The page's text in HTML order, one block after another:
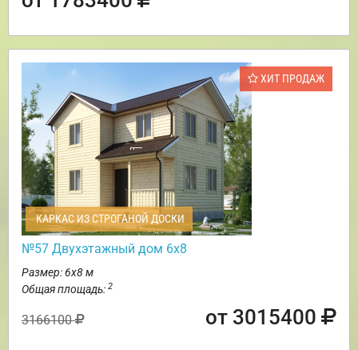
ХИТ ПРОДАЖ
КАРКАС ИЗ СТРОГАНОЙ ДОСКИ
№57 Двухэтажный дом 6х8
Размер: 6х8 м
Общая площадь: 2
3166100 от 3015400